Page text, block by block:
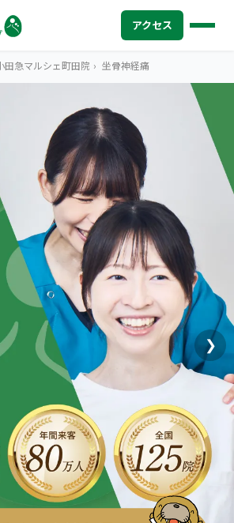
アクセス
探す
崩れ
から探す
ら探す
ついて
について
薦
ご予約はこちら
OUR CONCEPT
ないカラダを。
田急マルシェ町田院 › 坐骨神経痛
❯